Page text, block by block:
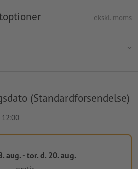
ekskl. moms
(Standardforsendelse)
aug. - tor. d. 20. aug.